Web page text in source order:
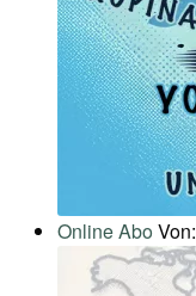
Online AboVon: